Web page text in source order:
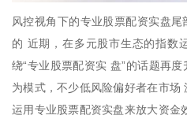
风控视角下的专业股票配资实盘
的 近期，在多元股市生态的指数
绕“专业股票配资实 盘”的话题再
为模式，不少低风险偏好者在市场
运用专业股票配资实盘来放大资金